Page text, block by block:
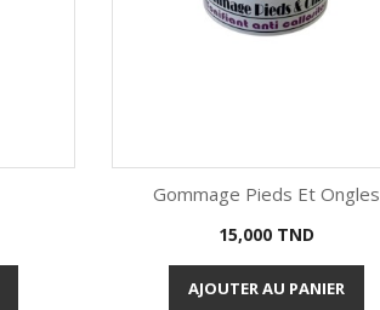
Aperçu rapide
Gommage Pieds Et Ongles
Prix
15,000 TND
AJOUTER AU PANIER